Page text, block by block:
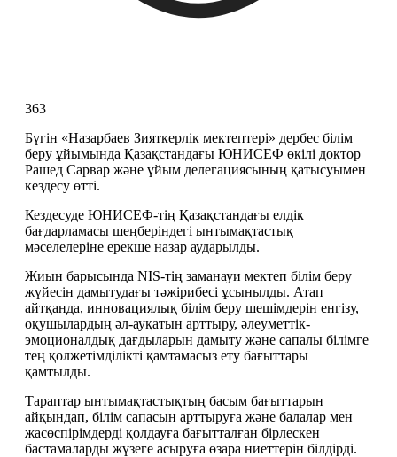
363
Бүгін «Назарбаев Зияткерлік мектептері» дербес білім
беру ұйымында Қазақстандағы ЮНИСЕФ өкілі доктор
Рашед Сарвар және ұйым делегациясының қатысуымен
кездесу өтті.
Кездесуде ЮНИСЕФ-тің Қазақстандағы елдік
бағдарламасы шеңберіндегі ынтымақтастық
мәселелеріне ерекше назар аударылды.
Жиын барысында NIS-тің заманауи мектеп білім беру
жүйесін дамытудағы тәжірибесі ұсынылды. Атап
айтқанда, инновациялық білім беру шешімдерін енгізу,
оқушылардың әл-ауқатын арттыру, әлеуметтік-
эмоционалдық дағдыларын дамыту және сапалы білімге
тең қолжетімділікті қамтамасыз ету бағыттары
қамтылды.
Тараптар ынтымақтастықтың басым бағыттарын
айқындап, білім сапасын арттыруға және балалар мен
жасөспірімдерді қолдауға бағытталған бірлескен
бастамаларды жүзеге асыруға өзара ниеттерін білдірді.